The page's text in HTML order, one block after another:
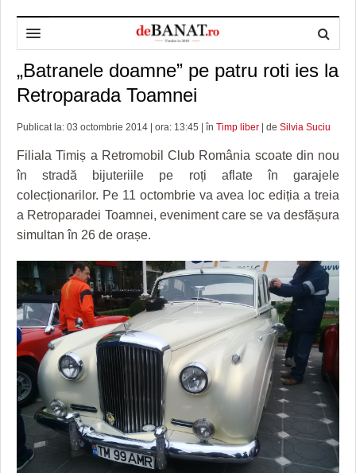
HOME
DESPRE NOI
REDACȚIA DEBANAT
POLITICA DE COOKIES
POLITICA DE CONFIDENȚIALITATE
ADMINISTRAȚIE
PRIMĂRIA TIMIŞOARA
CONSILIUL JUDEŢEAN TIMIŞ
PREFECTURA TIMIŞ
POLITICĂ
POLITICA
SPORT
POLI TIMISOARA
FOTBAL JUDETEAN
ALTE SPORTURI
OPINII
DOSARELE DEBANAT
ETICA LUCIDITĂȚII ASISTATE
JURNAL DE CAMPANIE
ZÂMBETE AMARE
GRĂDINA TAICII DOMNULUI
ZIARISTU’ DE TERASĂ
CU OIŞTEA-N KIERKEGAARD
FINANŢĂRI DE LA A LA Z
TIMP LIBER ȘI CULTURĂ
TIMP LIBER
ULTRAMARIN VA RECOMANDA
CULTURA
CRONICĂ DE FILM
UNDE MERGEM
FILME DOCUMENTARE
CLIPURI VIDEO
ECONOMIC
AFACERI
SĂNĂTATE
MAI MULTE
ACCIDENTE
ANUNŢURI
INFO SI UTILE
CULTURA
„Batranele doamne” pe patru roti ies la
Retroparada Toamnei
Publicat la: 03 octombrie 2014 | ora: 13:45 | în Timp liber | de Silvia Suciu
Filiala Timiș a Retromobil Club România scoate din nou
în stradă bijuteriile pe roți aflate în garajele
colecționarilor. Pe 11 octombrie va avea loc ediția a treia
a Retroparadei Toamnei, eveniment care se va desfășura
simultan în 26 de orașe.